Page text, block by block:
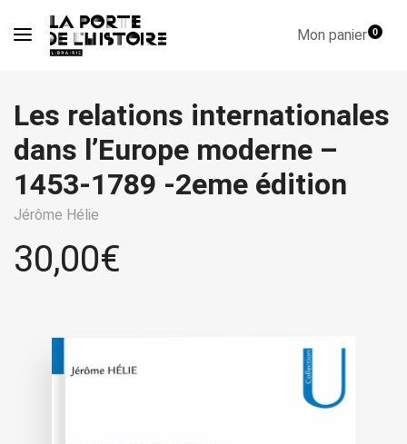
Mon panier0
Les relations internationales
dans l’Europe moderne –
1453-1789 -2eme édition
Jérôme Hélie
30,00€